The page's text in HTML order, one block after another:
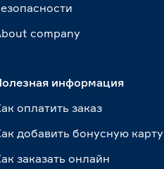
сompany
информация
оплатить заказ
добавить бонусную карту
заказать онлайн